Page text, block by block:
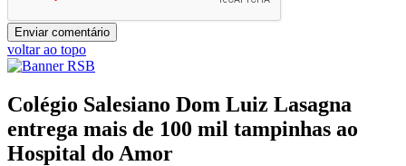
voltar ao topo
Colégio Salesiano Dom Luiz Lasagna
entrega mais de 100 mil tampinhas ao
Hospital do Amor